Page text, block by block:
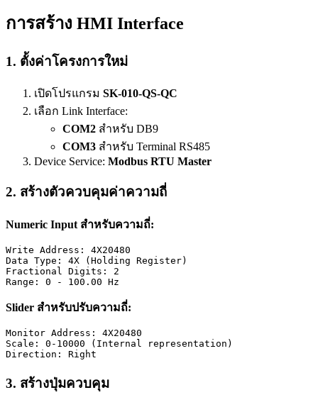
การสร้าง HMI Interface
1. ตั้งค่าโครงการใหม่
เปิดโปรแกรม SK-010-QS-QC
เลือก Link Interface:
COM2 สำหรับ DB9
COM3 สำหรับ Terminal RS485
Device Service: Modbus RTU Master
2. สร้างตัวควบคุมค่าความถี่
Numeric Input สำหรับความถี่:
Write Address: 4X20480
Data Type: 4X (Holding Register)
Fractional Digits: 2
Range: 0 - 100.00 Hz
Slider สำหรับปรับความถี่:
Monitor Address: 4X20480
Scale: 0-10000 (Internal representation)
Direction: Right
3. สร้างปุ่มควบคุม